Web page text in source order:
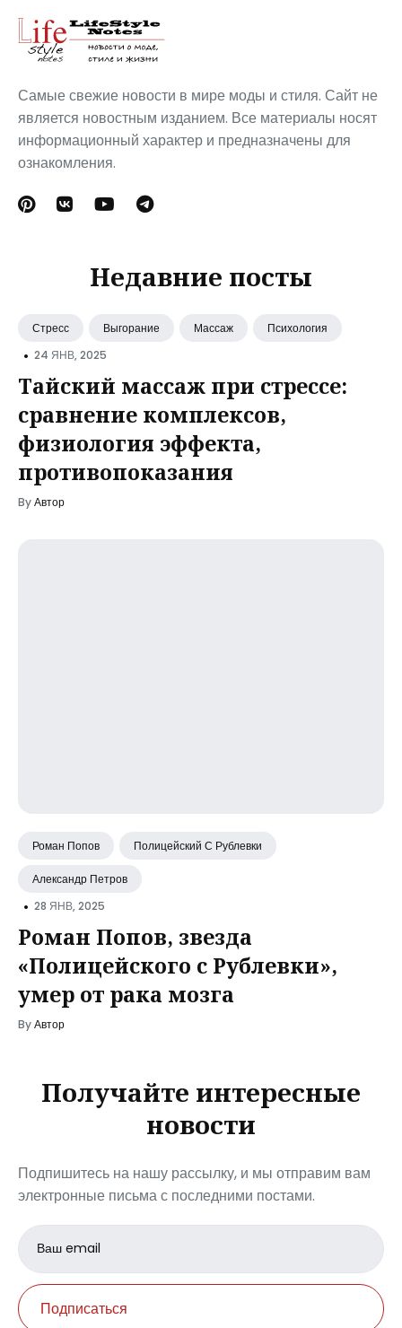
Самые свежие новости в мире моды и стиля. Сайт не
является новостным изданием. Все материалы носят
информационный характер и предназначены для
ознакомления.
Недавние посты
Стресс Выгорание Массаж Психология
• 24 ЯНВ, 2025
Тайский массаж при стрессе:
сравнение комплексов,
физиология эффекта,
противопоказания
ByАвтор
Роман Попов Полицейский С Рублевки
Александр Петров
• 28 ЯНВ, 2025
Роман Попов, звезда
«Полицейского с Рублевки»,
умер от рака мозга
ByАвтор
Получайте интересные
новости
Подпишитесь на нашу рассылку, и мы отправим вам
электронные письма с последними постами.
Email
address
Подписаться